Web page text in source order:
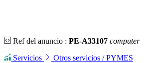
Ref del anuncio :PE-A33107 computer
Servicios Otros servicios / PYMES